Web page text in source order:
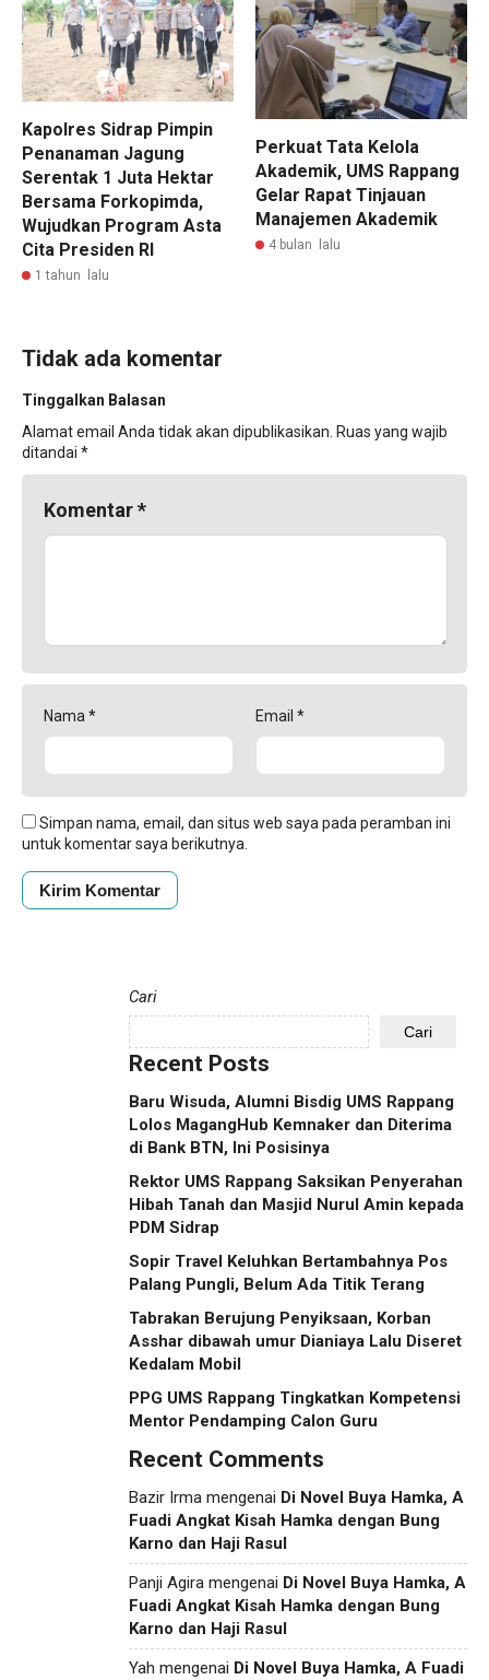
Kapolres Sidrap Pimpin
Penanaman Jagung
Serentak 1 Juta Hektar
Bersama Forkopimda,
Wujudkan Program Asta
Cita Presiden RI
1 tahun lalu
Perkuat Tata Kelola
Akademik, UMS Rappang
Gelar Rapat Tinjauan
Manajemen Akademik
4 bulan lalu
Tidak ada komentar
Tinggalkan Balasan
Alamat email Anda tidak akan dipublikasikan. Ruas yang wajib
ditandai *
Komentar*
Nama * Email *
Simpan nama, email, dan situs web saya pada peramban ini
untuk komentar saya berikutnya.
Cari
Cari
Recent Posts
Baru Wisuda, Alumni Bisdig UMS Rappang
Lolos MagangHub Kemnaker dan Diterima
di Bank BTN, Ini Posisinya
Rektor UMS Rappang Saksikan Penyerahan
Hibah Tanah dan Masjid Nurul Amin kepada
PDM Sidrap
Sopir Travel Keluhkan Bertambahnya Pos
Palang Pungli, Belum Ada Titik Terang
Tabrakan Berujung Penyiksaan, Korban
Asshar dibawah umur Dianiaya Lalu Diseret
Kedalam Mobil
PPG UMS Rappang Tingkatkan Kompetensi
Mentor Pendamping Calon Guru
Recent Comments
Bazir Irma mengenai Di Novel Buya Hamka, A
Fuadi Angkat Kisah Hamka dengan Bung
Karno dan Haji Rasul
Panji Agira mengenai Di Novel Buya Hamka, A
Fuadi Angkat Kisah Hamka dengan Bung
Karno dan Haji Rasul
Yah mengenai Di Novel Buya Hamka, A Fuadi